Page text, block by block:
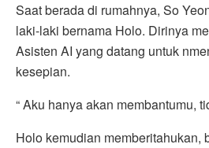
Saat berada di rumahnya, So
laki-laki bernama Holo. Dirinya
Asisten AI yang datang untuk
kesepian.
“ Aku hanya akan membantumu,
Holo kemudian memberitahukan,